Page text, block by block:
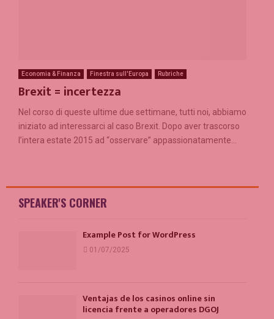
Economia & Finanza Finestra sull'Europa Rubriche
Brexit = incertezza
Nel corso di queste ultime due settimane, tutti noi, abbiamo
iniziato ad interessarci al caso Brexit. Dopo aver trascorso
l’intera estate 2015 ad “osservare” appassionatamente...
SPEAKER'S CORNER
Example Post for WordPress
01/07/2025
Ventajas de los casinos online sin
licencia frente a operadores DGOJ